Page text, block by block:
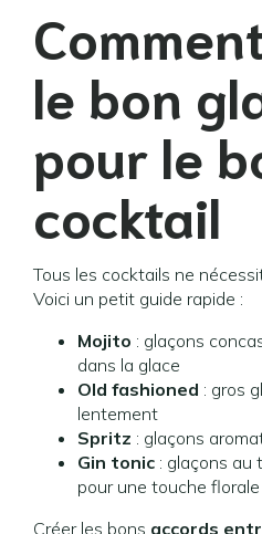
le bon
pour le
cocktail
Tous les cocktails ne
Voici un petit guide rapide :
Mojito : glaçons
dans la glace
Old fashioned : gros
lentement
Spritz : glaçons
Gin tonic : glaçons au
pour une touche florale
Créer les bons accords